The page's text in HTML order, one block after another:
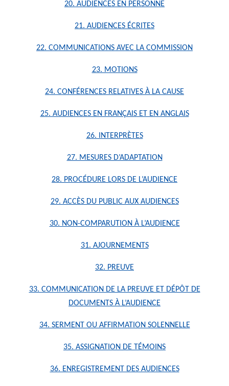
20. AUDIENCES EN PERSONNE
21. AUDIENCES ÉCRITES
22. COMMUNICATIONS AVEC LA COMMISSION
23. MOTIONS
24. CONFÉRENCES RELATIVES À LA CAUSE
25. AUDIENCES EN FRANÇAIS ET EN ANGLAIS
26. INTERPRÈTES
27. MESURES D’ADAPTATION
28. PROCÉDURE LORS DE L’AUDIENCE
29. ACCÈS DU PUBLIC AUX AUDIENCES
30. NON-COMPARUTION À L’AUDIENCE
31. AJOURNEMENTS
32. PREUVE
33. COMMUNICATION DE LA PREUVE ET DÉPÔT DE
DOCUMENTS À L’AUDIENCE
34. SERMENT OU AFFIRMATION SOLENNELLE
35. ASSIGNATION DE TÉMOINS
36. ENREGISTREMENT DES AUDIENCES